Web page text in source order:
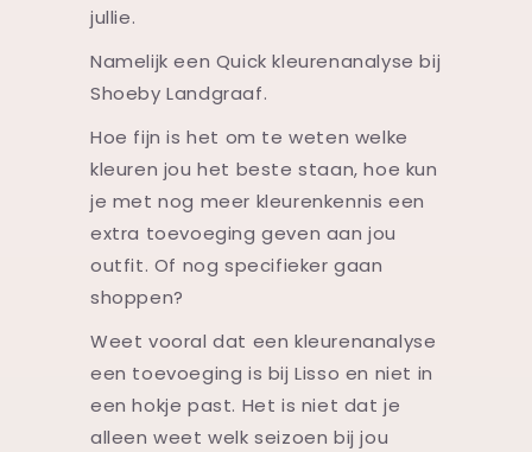
jullie.
Namelijk een Quick kleurenanalyse bij
Shoeby Landgraaf.
Hoe fijn is het om te weten welke
kleuren jou het beste staan, hoe kun
je met nog meer kleurenkennis een
extra toevoeging geven aan jou
outfit. Of nog specifieker gaan
shoppen?
Weet vooral dat een kleurenanalyse
een toevoeging is bij Lisso en niet in
een hokje past. Het is niet dat je
alleen weet welk seizoen bij jou